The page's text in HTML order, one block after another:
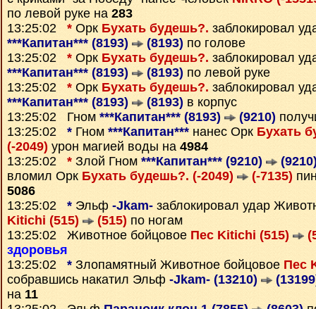
по левой руке на 283
13:25:02 * Орк Бухать будешь?. заблокировал
***Капитан*** (8193)
(8193) по голове
13:25:02 * Орк Бухать будешь?. заблокировал
***Капитан*** (8193)
(8193) по левой руке
13:25:02 * Орк Бухать будешь?. заблокировал
***Капитан*** (8193)
(8193) в корпус
13:25:02 Гном ***Капитан*** (8193) (9210)
13:25:02 * Гном ***Капитан*** нанес Орк Бухать
(-2049) урон магией воды на 4984
13:25:02 * Злой Гном ***Капитан*** (9210)
вломил Орк Бухать будешь?. (-2049) (-7135)
5086
13:25:02 * Эльф -Jkam- заблокировал удар
Kitichi (515)
(515) по ногам
13:25:02 Животное бойцовое Пес Kitichi (515)
здоровья
13:25:02 * Злопамятный Животное бойцовое Пес
собравшись накатил Эльф -Jkam- (13210)
на 11